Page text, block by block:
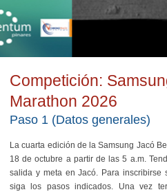
Competición:
Marathon 2026
Paso 1 (Datos generales)
La cuarta edición de la Samsung Jacó
18 de octubre a partir de las 5 a.m.
salida y meta en Jacó. Para
siga los pasos indicados. Una vez